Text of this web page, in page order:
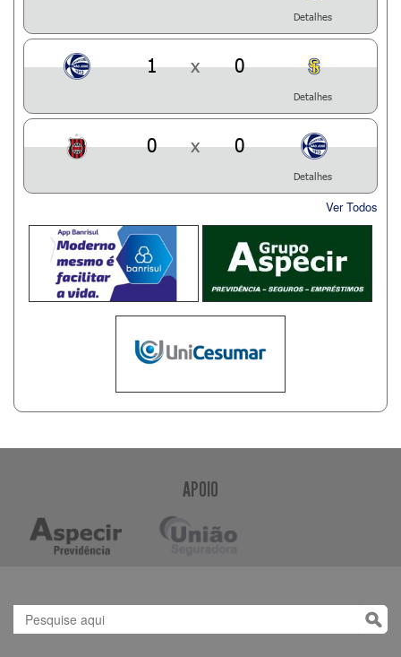
Detalhes
1 x 0
Detalhes
0 x 0
Detalhes
Ver Todos
APOIO